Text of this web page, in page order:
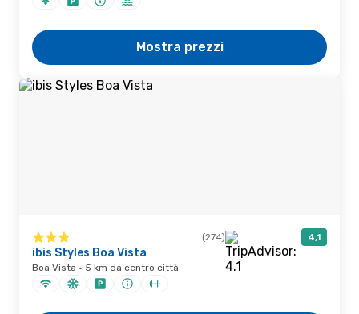
Mostra prezzi
(274) 4,1
ibis Styles Boa Vista
Boa Vista · 5 km da centro città